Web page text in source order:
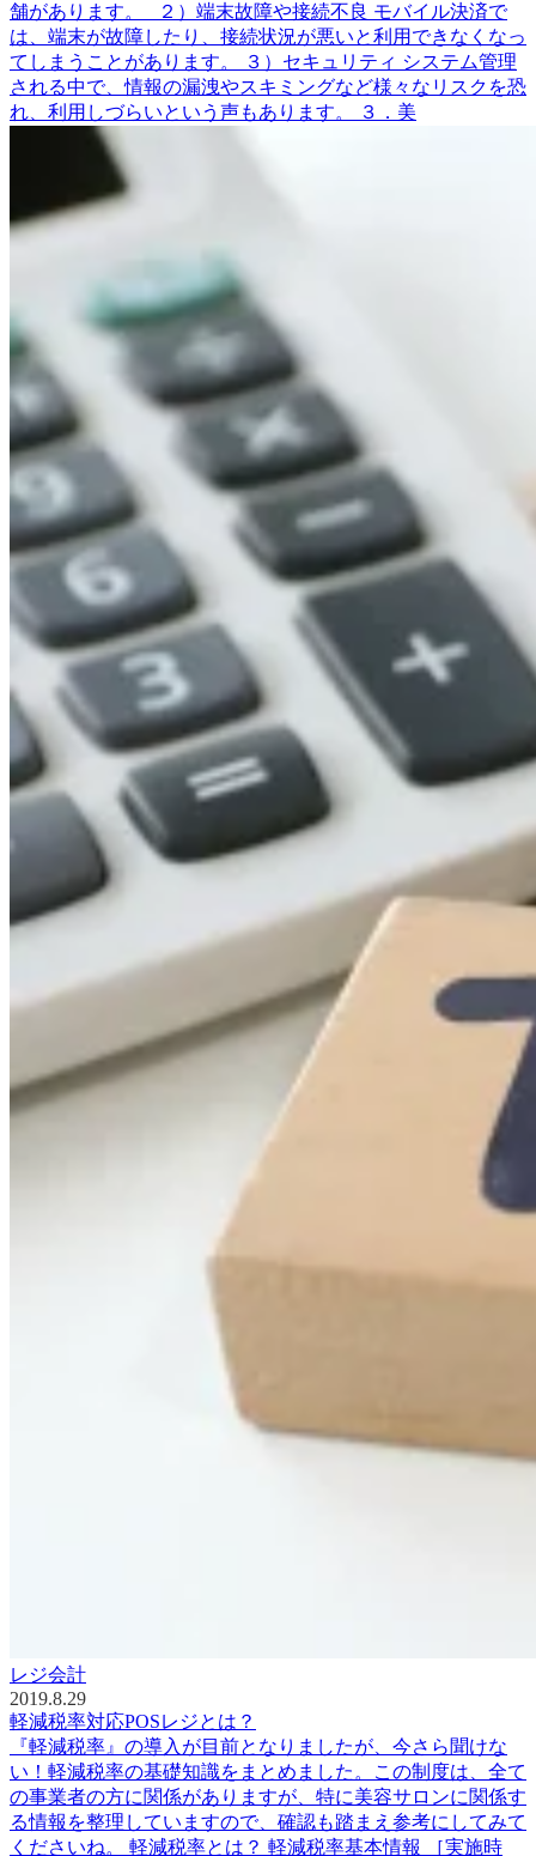
舗があります。 ２）端末故障や接続不良 モバイル決済で
は、端末が故障したり、接続状況が悪いと利用できなくなっ
てしまうことがあります。 ３）セキュリティ システム管理
される中で、情報の漏洩やスキミングなど様々なリスクを恐
れ、利用しづらいという声もあります。 ３．美
レジ会計
2019.8.29
軽減税率対応POSレジとは？
『軽減税率』の導入が目前となりましたが、今さら聞けな
い！軽減税率の基礎知識をまとめました。この制度は、全て
の事業者の方に関係がありますが、特に美容サロンに関係す
る情報を整理していますので、確認も踏まえ参考にしてみて
くださいね。 軽減税率とは？ 軽減税率基本情報 ［実施時